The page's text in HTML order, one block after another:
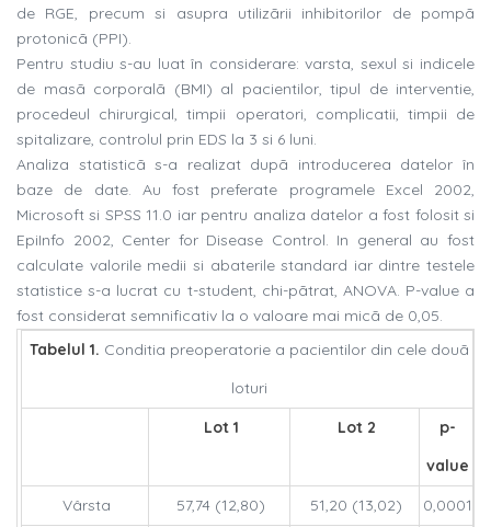
de RGE, precum si asupra utilizãrii inhibitorilor de pompã
protonicã (PPI).
Pentru studiu s-au luat în considerare: varsta, sexul si indicele
de masã corporalã (BMI) al pacientilor, tipul de interventie,
procedeul chirurgical, timpii operatori, complicatii, timpii de
spitalizare, controlul prin EDS la 3 si 6 luni.
Analiza statisticã s-a realizat dupã introducerea datelor în
baze de date. Au fost preferate programele Excel 2002,
Microsoft si SPSS 11.0 iar pentru analiza datelor a fost folosit si
EpiInfo 2002, Center for Disease Control. In general au fost
calculate valorile medii si abaterile standard iar dintre testele
statistice s-a lucrat cu t-student, chi-pãtrat, ANOVA. P-value a
fost considerat semnificativ la o valoare mai micã de 0,05.
Tabelul 1. Conditia preoperatorie a pacientilor din cele douã
loturi
Lot 1
Lot 2
p-
value
Vârsta
57,74 (12,80) 51,20 (13,02)
0,0001